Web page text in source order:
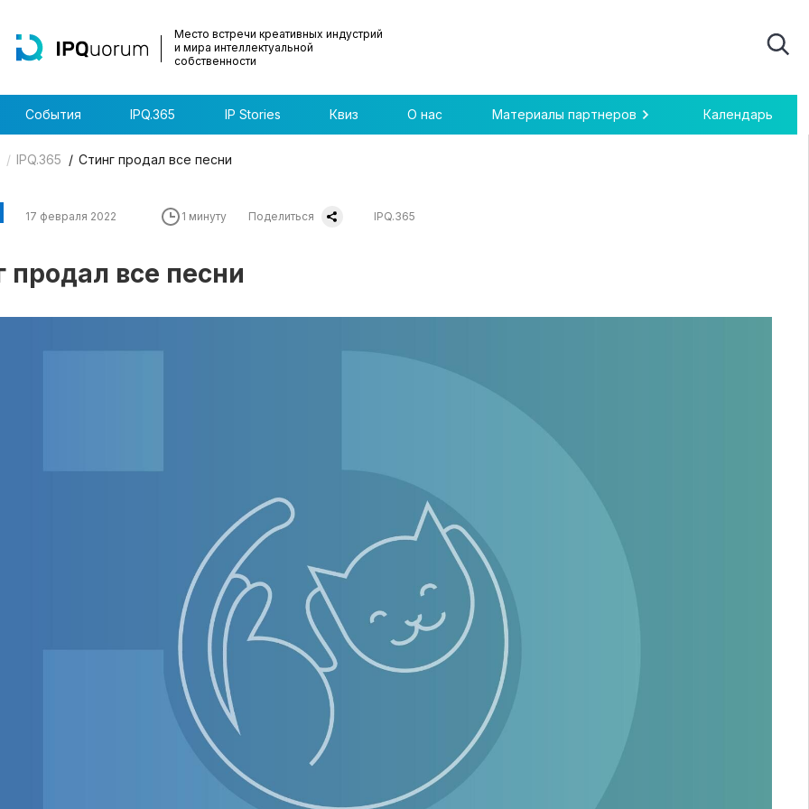
Место встречи креативных индустрий
и мира интеллектуальной
собственности
События IPQ.365 IP Stories Квиз О нас Материалы партнеров Календарь
IPQ.365 Стинг продал все песни
17 февраля 2022 1 минуту Поделиться IPQ.365
продал все песни